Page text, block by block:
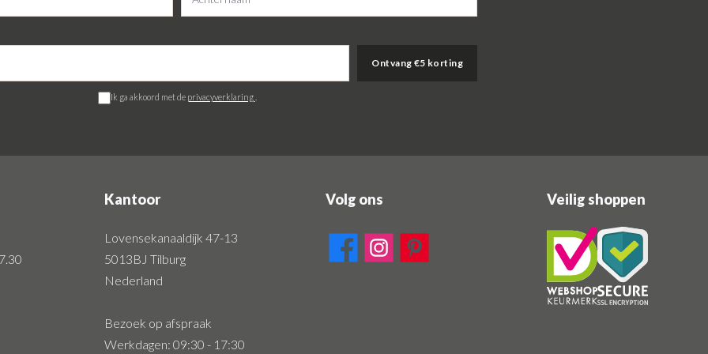
Ontvang €5 korting
Ik ga akkoord met de privacyverklaring
Kantoor
Lovensekanaaldijk 47-13
5013BJ Tilburg
Nederland
Bezoek op afspraak
Werkdagen: 09:30 - 17:30
Volg ons Veilig shoppen